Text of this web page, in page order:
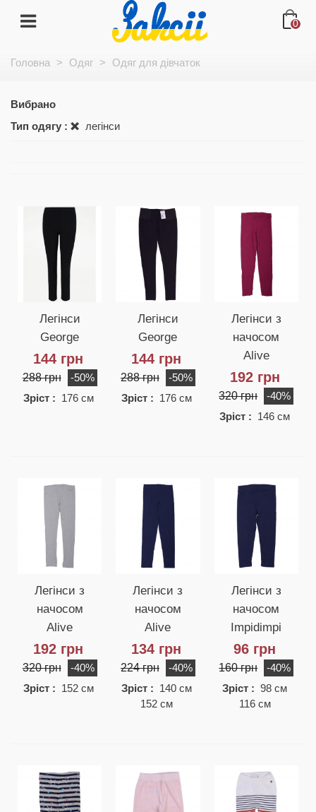
0
Головна > Одяг > Одяг для дівчаток
Вибрано
Тип одягу :
легінси
Легінси
George
144 грн
288 грн
-50%
Зріст : 176 см
Легінси
George
144 грн
288 грн
-50%
Зріст : 176 см
Легінси з
начосом
Alive
192 грн
320 грн
-40%
Зріст : 146 см
Легінси з
начосом
Alive
192 грн
320 грн
-40%
Зріст : 152 см
Легінси з
начосом
Alive
134 грн
224 грн
-40%
Зріст : 140 см
152 см
Легінси з
начосом
Impidimpi
96 грн
160 грн
-40%
Зріст : 98 см
116 см